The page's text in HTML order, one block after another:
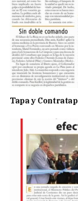
Tapa y